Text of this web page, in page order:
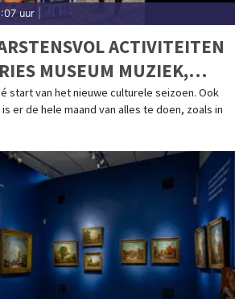
uur
ACTIVITEITEN
MUSEUM MUZIEK,
ÉN EEN KIJKJE IN DE
start van het nieuwe culturele seizoen. Ook
er de hele maand van alles te doen, zoals in